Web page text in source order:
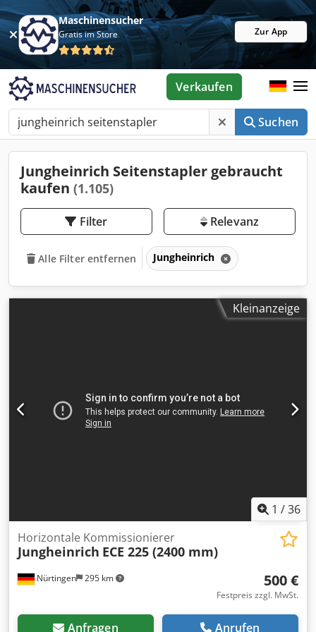
Maschinensucher
Gratis im Store Zur App
Suchen
Verkaufen
Jungheinrich Seitenstapler gebraucht
kaufen (1.105)
Filter Relevanz
Alle Filter entfernen Jungheinrich
Kleinanzeige
1 /36
Nürtingen 295 km
Horizontale Kommissionierer
Jungheinrich ECE 225 (2400 mm)
500 €
Festpreis zzgl. MwSt.
Anfragen Anrufen